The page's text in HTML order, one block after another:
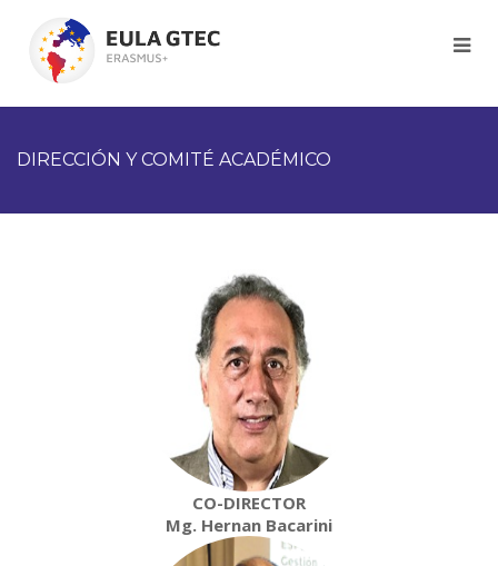
DIRECCIÓN Y COMITÉ ACADÉMICO
CO-DIRECTOR
Mg. Hernan Bacarini